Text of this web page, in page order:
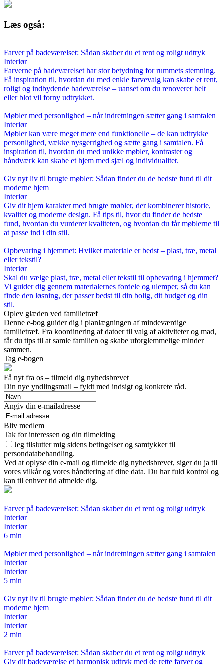
Læs også:
Farver på badeværelset: Sådan skaber du et rent og roligt udtryk
Interiør
Farverne på badeværelset har stor betydning for rummets stemning.
Få inspiration til, hvordan du med enkle farvevalg kan skabe et rent,
roligt og indbydende badeværelse – uanset om du renoverer helt
eller blot vil forny udtrykket.
Møbler med personlighed – når indretningen sætter gang i samtalen
Interiør
Møbler kan være meget mere end funktionelle – de kan udtrykke
personlighed, vække nysgerrighed og sætte gang i samtalen. Få
inspiration til, hvordan du med unikke møbler, kontraster og
håndværk kan skabe et hjem med sjæl og individualitet.
Giv nyt liv til brugte møbler: Sådan finder du de bedste fund til dit
moderne hjem
Interiør
Giv dit hjem karakter med brugte møbler, der kombinerer historie,
kvalitet og moderne design. Få tips til, hvor du finder de bedste
fund, hvordan du vurderer kvaliteten, og hvordan du får møblerne til
at passe ind i din stil.
Opbevaring i hjemmet: Hvilket materiale er bedst – plast, træ, metal
eller tekstil?
Interiør
Skal du vælge plast, træ, metal eller tekstil til opbevaring i hjemmet?
Vi guider dig gennem materialernes fordele og ulemper, så du kan
finde den løsning, der passer bedst til din bolig, dit budget og din
stil.
Oplev glæden ved familietræf
Denne e-bog guider dig i planlægningen af mindeværdige
familietræf. Fra koordinering af datoer til valg af aktiviteter og mad,
får du tips til at samle familien og skabe uforglemmelige minder
sammen.
Tag e-bogen
Få nyt fra os – tilmeld dig nyhedsbrevet
Din nye yndlingsmail – fyldt med indsigt og konkrete råd.
Angiv din e-mailadresse
Bliv medlem
Tak for interessen og din tilmelding
Jeg tilslutter mig sidens betingelser og samtykker til
persondatabehandling.
Ved at oplyse din e-mail og tilmelde dig nyhedsbrevet, siger du ja til
vores vilkår og vores håndtering af dine data. Du har fuld kontrol og
kan til enhver tid afmelde dig.
Farver på badeværelset: Sådan skaber du et rent og roligt udtryk
Interiør
Interiør
6 min
Møbler med personlighed – når indretningen sætter gang i samtalen
Interiør
Interiør
5 min
Giv nyt liv til brugte møbler: Sådan finder du de bedste fund til dit
moderne hjem
Interiør
Interiør
2 min
Farver på badeværelset: Sådan skaber du et rent og roligt udtryk
Giv dit badeværelse et harmonisk udtryk med de rette farver og